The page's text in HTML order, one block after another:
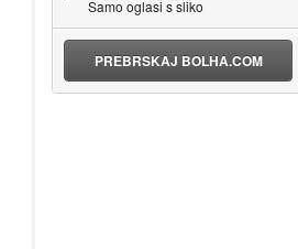
Samo oglasi s sliko
PREBRSKAJ BOLHA.COM